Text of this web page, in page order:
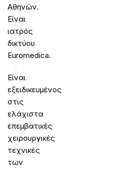
Αθηνών.
Είναι
ιατρός
δικτύου
Euromedica.
Είναι
εξειδικευμένος
στις
ελάχιστα
επεμβατικές
χειρουργικές
τεχνικές
των